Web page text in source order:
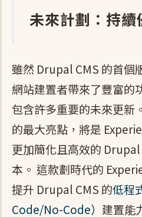
未來計劃：持續
雖然 Drupal CMS 的首個
網站建置者帶來了豐富的
包含許多重要的未來更新
的最大亮點，將是
更加簡化且高效的
本。 這款劃時代的
提升 Drupal CMS 的低程
Code/No-Code） 建置能